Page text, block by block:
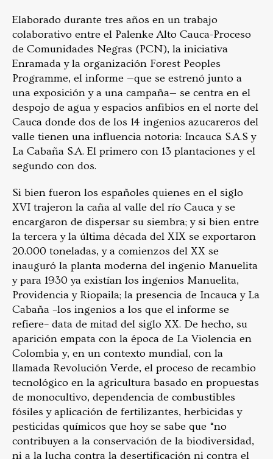
Elaborado durante tres años en un trabajo
colaborativo entre el Palenke Alto Cauca-Proceso
de Comunidades Negras (PCN), la iniciativa
Enramada y la organización Forest Peoples
Programme, el informe —que se estrenó junto a
una exposición y a una campaña— se centra en el
despojo de agua y espacios anfibios en el norte del
Cauca donde dos de los 14 ingenios azucareros del
valle tienen una influencia notoria: Incauca S.A.S y
La Cabaña S.A. El primero con 13 plantaciones y el
segundo con dos.
Si bien fueron los españoles quienes en el siglo
XVI trajeron la caña al valle del río Cauca y se
encargaron de dispersar su siembra; y si bien entre
la tercera y la última década del XIX se exportaron
20.000 toneladas, y a comienzos del XX se
inauguró la planta moderna del ingenio Manuelita
y para 1930 ya existían los ingenios Manuelita,
Providencia y Riopaila; la presencia de Incauca y La
Cabaña –los ingenios a los que el informe se
refiere– data de mitad del siglo XX. De hecho, su
aparición empata con la época de La Violencia en
Colombia y, en un contexto mundial, con la
llamada Revolución Verde, el proceso de recambio
tecnológico en la agricultura basado en propuestas
de monocultivo, dependencia de combustibles
fósiles y aplicación de fertilizantes, herbicidas y
pesticidas químicos que hoy se sabe que “no
contribuyen a la conservación de la biodiversidad,
ni a la lucha contra la desertificación ni contra el